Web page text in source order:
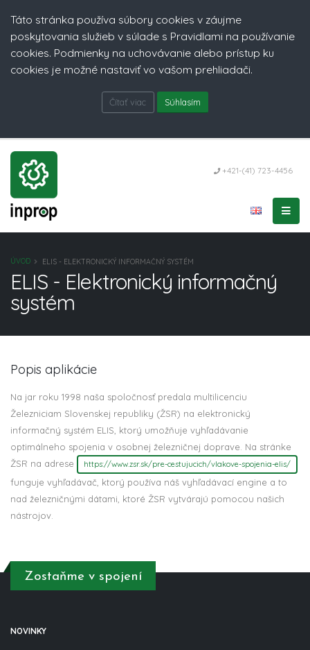
Táto stránka používa súbory cookies v záujme
poskytovania služieb v súlade s Pravidlami na používanie
cookies. Podmienky na uchovávanie alebo prístup ku
cookies je možné nastaviť vo vašom prehliadači.
Čítať viac Súhlasím
+421-(41) 723-4456
ÚVOD ELIS - ELEKTRONICKÝ INFORMAČNÝ SYSTÉM
ELIS - Elektronický informačný
systém
Popis aplikácie
Na jar roku 1998 naša spoločnosť predala multilicenciu
Železniciam Slovenskej republiky (ŽSR) na elektronický
informačný systém ELIS, ktorý umožňuje vyhľadávanie
optimálneho spojenia v osobnej železničnej doprave. Na stránke
ŽSR na adrese
https://www.zsr.sk/pre-cestujucich/vlakove-spojenia-elis/
funguje vyhľadávač, ktorý používa náš vyhľadávací engine a to
nad železničnými dátami, ktoré ŽSR vytvárajú pomocou našich
nástrojov.
Zostaňme v spojení
NOVINKY